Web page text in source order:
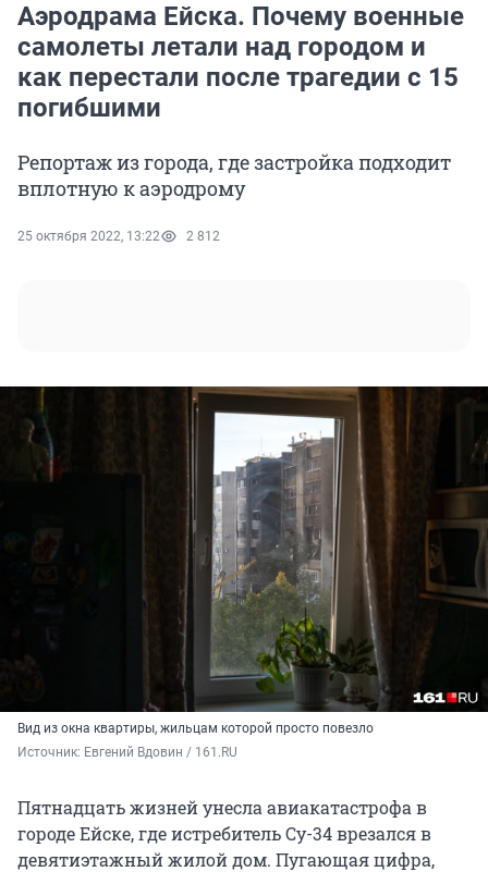
Аэродрама Ейска. Почему военные
самолеты летали над городом и
как перестали после трагедии с 15
погибшими
Репортаж из города, где застройка подходит
вплотную к аэродрому
25 октября 2022, 13:22 2 812
Вид из окна квартиры, жильцам которой просто повезло
Источник: Евгений Вдовин / 161.RU
Пятнадцать жизней унесла авиакатастрофа в
городе Ейске, где истребитель Су-34 врезался в
девятиэтажный жилой дом. Пугающая цифра,